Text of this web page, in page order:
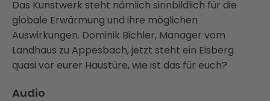
Das Kunstwerk steht nämlich sinnbildlich für die
globale Erwärmung und ihre möglichen
Auswirkungen. Dominik Bichler, Manager vom
Landhaus zu Appesbach, jetzt steht ein Eisberg
quasi vor eurer Haustüre, wie ist das für euch?
Audio